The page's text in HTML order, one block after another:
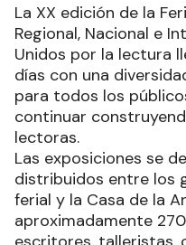
La XX edición de la
Regional, Nacional e
Unidos por la lectura
días con una
para todos los
continuar
lectoras.
Las exposiciones se
distribuidos entre los
ferial y la Casa de la
aproximadamente